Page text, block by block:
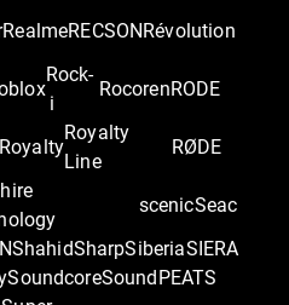
RealmeRECSONRévolution
Rock-
i
RocorenRODE
Royalty
Royalty
Line
RØDE
scenicSeac
ShahidSharpSiberiaSIERA
SoundcoreSoundPEATS